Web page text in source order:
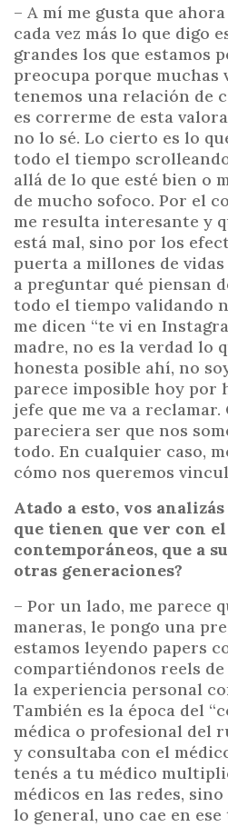
– A mí me gusta que
cada vez más lo que digo
grandes los que estamos
preocupa porque muchas
tenemos una relación de
es correrme de esta
no lo sé. Lo cierto es lo
todo el tiempo
allá de lo que esté bien o
de mucho sofoco. Por el
me resulta interesante y
está mal, sino por los
puerta a millones de
a preguntar qué piensan
todo el tiempo validando
me dicen “te vi en
madre, no es la verdad lo
honesta posible ahí, no
parece imposible hoy por
jefe que me va a
pareciera ser que nos
todo. En cualquier caso,
cómo nos queremos
Atado a esto, vos
que tienen que ver con
contemporáneos, que a
otras generaciones?
– Por un lado, me parece
maneras, le pongo una
estamos leyendo papers
compartiéndonos reels de
la experiencia personal
También es la época del
médica o profesional del
y consultaba con el
tenés a tu médico
médicos en las redes,
lo general, uno cae en